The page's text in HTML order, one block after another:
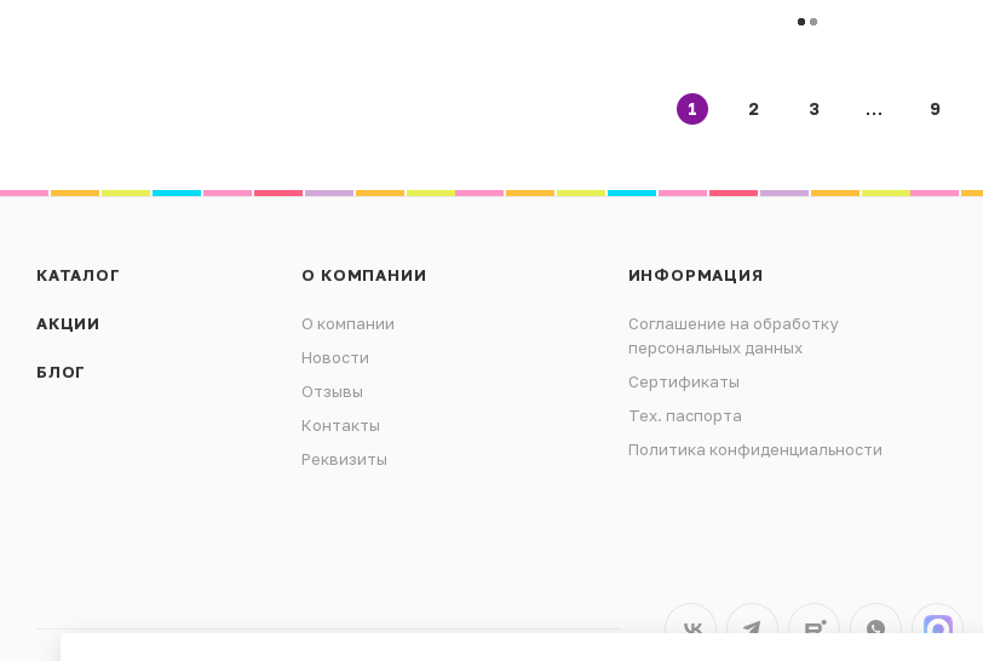
1 2 3 9
КАТАЛОГ
АКЦИИ
БЛОГ
О КОМПАНИИ
О компании
Новости
Отзывы
Контакты
Реквизиты
ИНФОРМАЦИЯ
Соглашение на обработку
персональных данных
Сертификаты
Тех. паспорта
Политика конфиденциальности